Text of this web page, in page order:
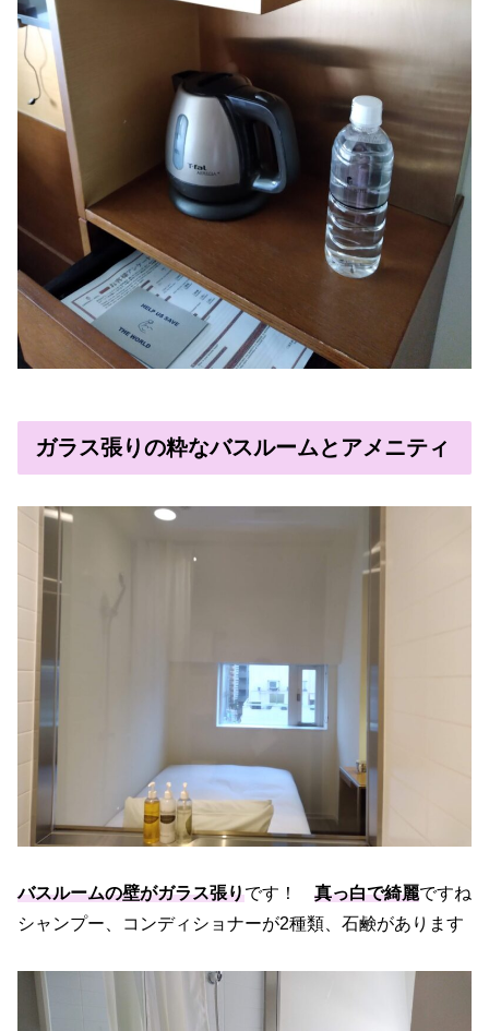
ガラス張りの粋なバスルームとアメニティ
バスルームの壁がガラス張りです！ 真っ白で綺麗ですね
シャンプー、コンディショナーが2種類、石鹸があります